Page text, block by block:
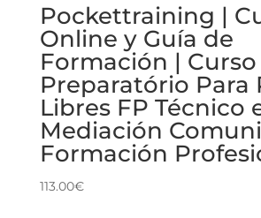
Pockettraining |
Online y Guía de
Formación | Curso
Preparatório Para
Libres FP Técnico
Mediación
Formación
113.00€